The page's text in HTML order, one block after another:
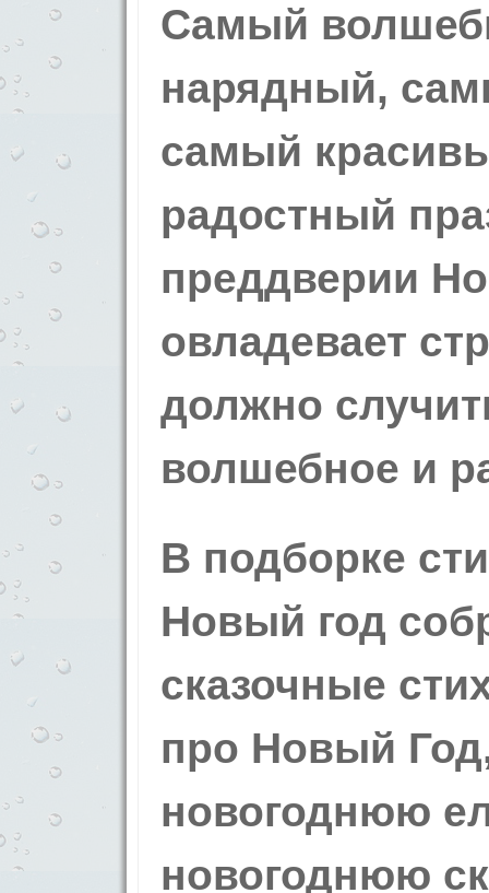
Самый
нарядный,
самый
радостный
преддверии
овладевает
должно
волшебное и
В подборке
Новый год
сказочные
про Новый
новогоднюю
новогоднюю